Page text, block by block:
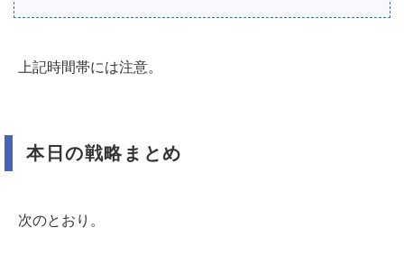
上記時間帯には注意。
本日の戦略まとめ
次のとおり。